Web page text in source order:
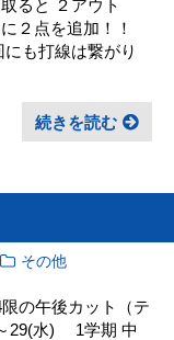
ると ２アウト
２点を追加！！
も打線は繋がり
続きを読む
その他
の午後カット（テ
29(水) 1学期 中